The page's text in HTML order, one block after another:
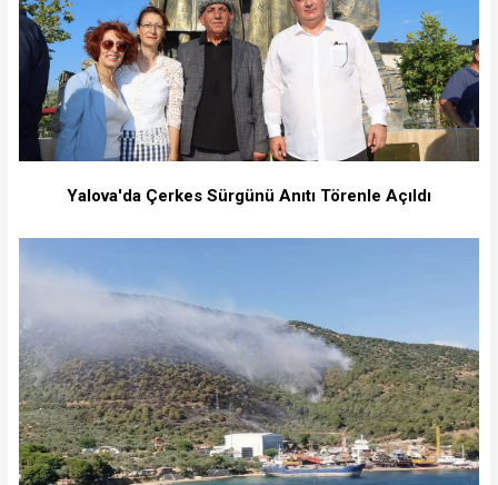
Yalova'da Çerkes Sürgünü Anıtı Törenle Açıldı